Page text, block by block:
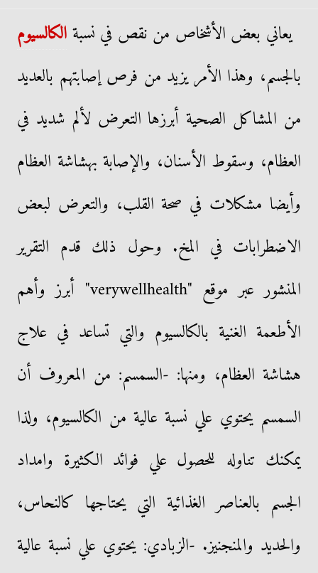
يعاني بعض الأشخاص من نقص في نسبةالكالسيوم
بالجسم، وهذا الأمر يزيد من فرص إصابتهم بالعديد
من المشاكل الصحية أبرزها التعرض لألم شديد في
العظام، وسقوط الأسنان، والإصابة بهشاشة العظام
وأيضا مشكلات في صحة القلب، والتعرض لبعض
الاضطرابات في المخ. وحول ذلك قدم التقرير
المنشور عبر موقع "verywellhealth" أبرز وأهم
الأطعمة الغنية بالكالسيوم والتي تساعد في علاج
هشاشة العظام، ومنها: -السمسم: من المعروف أن
السمسم يحتوي علي نسبة عالية من الكالسيوم، ولذا
يمكنك تناوله للحصول علي فوائد الكثيرة وامداد
الجسم بالعناصر الغذائية التي يحتاجها كالنحاس،
والحديد والمنجنيز. -الزبادي: يحتوي علي نسبة عالية